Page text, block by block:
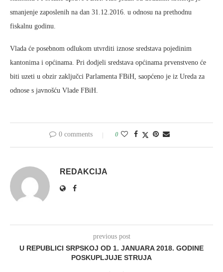
smanjenje zaposlenih na dan 31.12.2016. u odnosu na prethodnu
fiskalnu godinu.
Vlada će posebnom odlukom utvrditi iznose sredstava pojedinim
kantonima i općinama. Pri dodjeli sredstava općinama prvenstveno će
biti uzeti u obzir zaključci Parlamenta FBiH, saopćeno je iz Ureda za
odnose s javnošću Vlade FBiH.
0 comments 0
REDAKCIJA
previous post
U REPUBLICI SRPSKOJ OD 1. JANUARA 2018. GODINE
POSKUPLJUJE STRUJA